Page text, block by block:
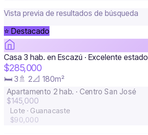
Vista previa de resultados de búsqueda
⭐ Destacado
Casa 3 hab. en Escazú · Excelente estado
$285,000
🛏 3 🚿 2📐 180m²
Apartamento 2 hab. · Centro San José
$145,000
Lote · Guanacaste
$90,000